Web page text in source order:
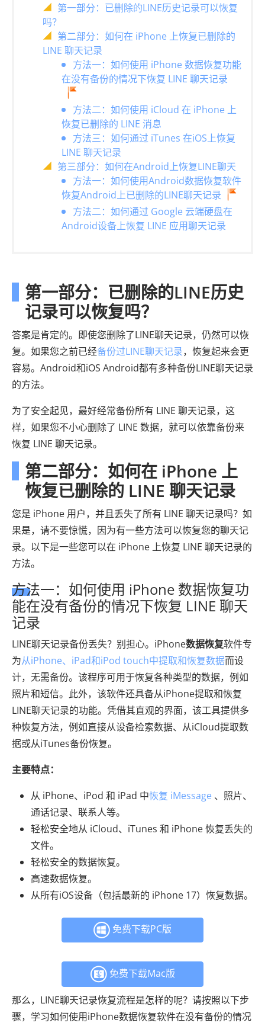
第一部分：已删除的LINE历史记录可以恢复
吗？
第二部分：如何在 iPhone 上恢复已删除的
LINE 聊天记录
方法一：如何使用 iPhone 数据恢复功能
在没有备份的情况下恢复 LINE 聊天记录
方法二：如何使用 iCloud 在 iPhone 上
恢复已删除的 LINE 消息
方法三：如何通过 iTunes 在iOS上恢复
LINE 聊天记录
第三部分：如何在Android上恢复LINE聊天
方法一：如何使用Android数据恢复软件
恢复Android上已删除的LINE聊天记录
方法二：如何通过 Google 云端硬盘在
Android设备上恢复 LINE 应用聊天记录
第一部分：已删除的LINE历史
记录可以恢复吗？
答案是肯定的。即使您删除了LINE聊天记录，仍然可以恢
复。如果您之前已经备份过LINE聊天记录，恢复起来会更
容易。Android和iOS Android都有多种备份LINE聊天记录
的方法。
为了安全起见，最好经常备份所有 LINE 聊天记录，这
样，如果您不小心删除了 LINE 数据，就可以依靠备份来
恢复 LINE 聊天记录。
第二部分：如何在 iPhone 上
恢复已删除的 LINE 聊天记录
您是 iPhone 用户，并且丢失了所有 LINE 聊天记录吗？如
果是，请不要惊慌，因为有一些方法可以恢复您的聊天记
录。以下是一些您可以在 iPhone 上恢复 LINE 聊天记录的
方法。
方法一：如何使用 iPhone 数据恢复功
能在没有备份的情况下恢复 LINE 聊天
记录
LINE聊天记录备份丢失？别担心。iPhone数据恢复软件专
为从iPhone、iPad和iPod touch中提取和恢复数据而设
计，无需备份。该程序可用于恢复各种类型的数据，例如
照片和短信。此外，该软件还具备从iPhone提取和恢复
LINE聊天记录的功能。凭借其直观的界面，该工具提供多
种恢复方法，例如直接从设备检索数据、从iCloud提取数
据或从iTunes备份恢复。
主要特点：
从 iPhone、iPod 和 iPad 中恢复 iMessage 、照片、
通话记录、联系人等。
轻松安全地从 iCloud、iTunes 和 iPhone 恢复丢失的
文件。
轻松安全的数据恢复。
高速数据恢复。
从所有iOS设备（包括最新的 iPhone 17）恢复数据。
免费下载PC版
免费下载Mac版
那么，LINE聊天记录恢复流程是怎样的呢？请按照以下步
骤，学习如何使用iPhone数据恢复软件在没有备份的情况